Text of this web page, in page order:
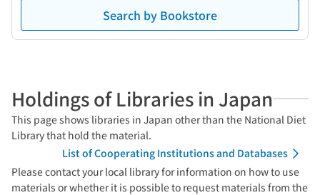
Search by Bookstore
Holdings of Libraries in Japan
This page shows libraries in Japan other than the National Diet
Library that hold the material.
List of Cooperating Institutions and Databases
Please contact your local library for information on how to use
materials or whether it is possible to request materials from the